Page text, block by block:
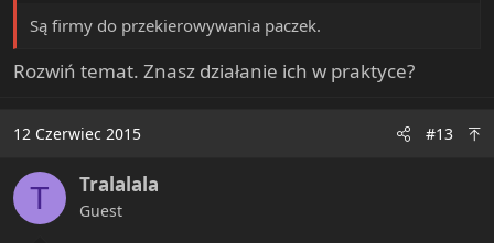
Są firmy do przekierowywania paczek.
Rozwiń temat. Znasz działanie ich w praktyce?
12 Czerwiec 2015 #13
T Tralalala
Guest